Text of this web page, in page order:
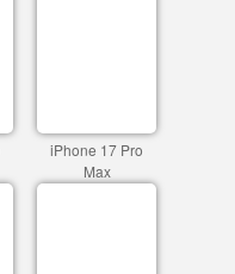
iPhone 17 Pro
Max